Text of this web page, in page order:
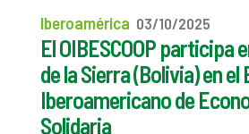
Iberoamérica 03/10/2025
El OIBESCOOP participa
de la Sierra (Bolivia) en
Iberoamericano de
Solidaria